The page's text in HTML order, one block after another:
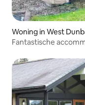
Woning in West
Fantastische